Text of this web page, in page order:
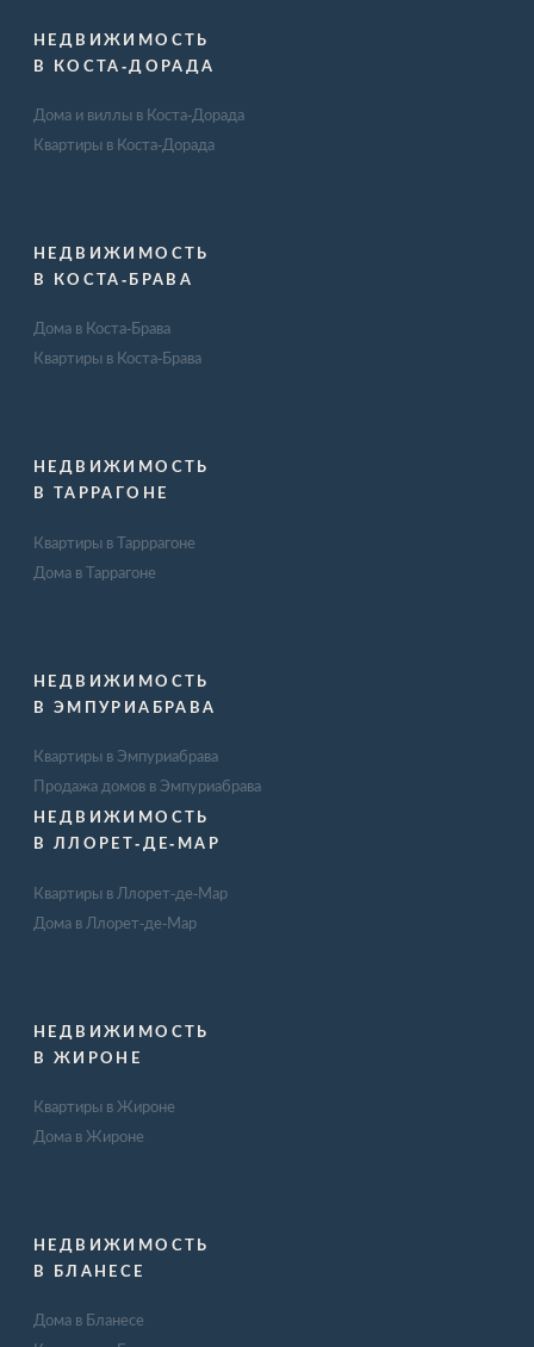
НЕДВИЖИМОСТЬ
В КОСТА-ДОРАДА
Дома и виллы в Коста-Дорада
Квартиры в Коста-Дорада
НЕДВИЖИМОСТЬ
В КОСТА-БРАВА
Дома в Коста-Брава
Квартиры в Коста-Брава
НЕДВИЖИМОСТЬ
В ТАРРАГОНЕ
Квартиры в Тарррагоне
Дома в Таррагоне
НЕДВИЖИМОСТЬ
В ЭМПУРИАБРАВА
Квартиры в Эмпуриабрава
Продажа домов в Эмпуриабрава
НЕДВИЖИМОСТЬ
В ЛЛОРЕТ-ДЕ-МАР
Квартиры в Ллорет-де-Мар
Дома в Ллорет-де-Мар
НЕДВИЖИМОСТЬ
В ЖИРОНЕ
Квартиры в Жироне
Дома в Жироне
НЕДВИЖИМОСТЬ
В БЛАНЕСЕ
Дома в Бланесе